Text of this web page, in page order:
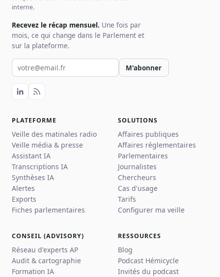
interne.
Recevez le récap mensuel. Une fois par
mois, ce qui change dans le Parlement et
sur la plateforme.
Votre email pour la newsletter
M'abonner
PLATEFORME
Veille des matinales radio
Veille média & presse
Assistant IA
Transcriptions IA
Synthèses IA
Alertes
Exports
Fiches parlementaires
SOLUTIONS
Affaires publiques
Affaires réglementaires
Parlementaires
Journalistes
Chercheurs
Cas d'usage
Tarifs
Configurer ma veille
CONSEIL (ADVISORY)
Réseau d'experts AP
Audit & cartographie
Formation IA
RESSOURCES
Blog
Podcast Hémicycle
Invités du podcast